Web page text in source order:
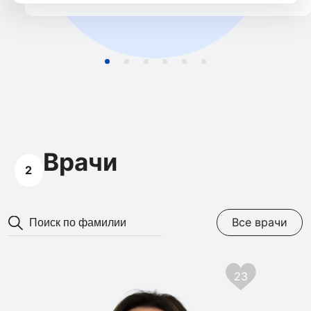
Врачи
2
Все врачи
23